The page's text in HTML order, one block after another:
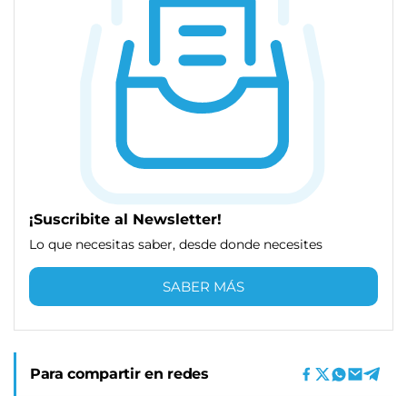
¡Suscribite al Newsletter!
Lo que necesitas saber, desde donde necesites
SABER MÁS
Para compartir en redes